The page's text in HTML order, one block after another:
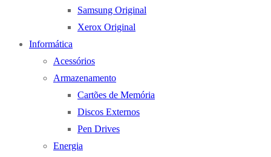
Samsung Original
Xerox Original
Informática
Acessórios
Armazenamento
Cartões de Memória
Discos Externos
Pen Drives
Energia